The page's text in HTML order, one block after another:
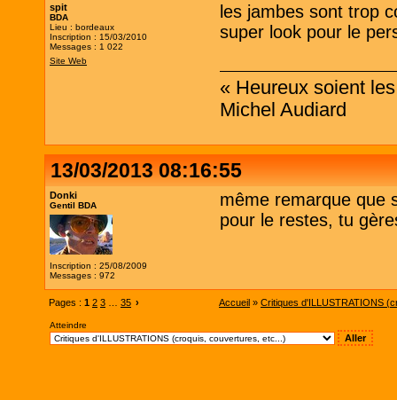
spit
BDA
Lieu : bordeaux
Inscription : 15/03/2010
Messages : 1 022
Site Web
les jambes sont trop
super look pour le
« Heureux soient
Michel Audiard
13/03/2013 08:16:55
Donki
Gentil BDA
Inscription : 25/08/2009
Messages : 972
même remarque que
pour le restes, tu
Pages : 1 2 3 35 › Accueil » Critiques d'ILLUSTRATIONS
Atteindre